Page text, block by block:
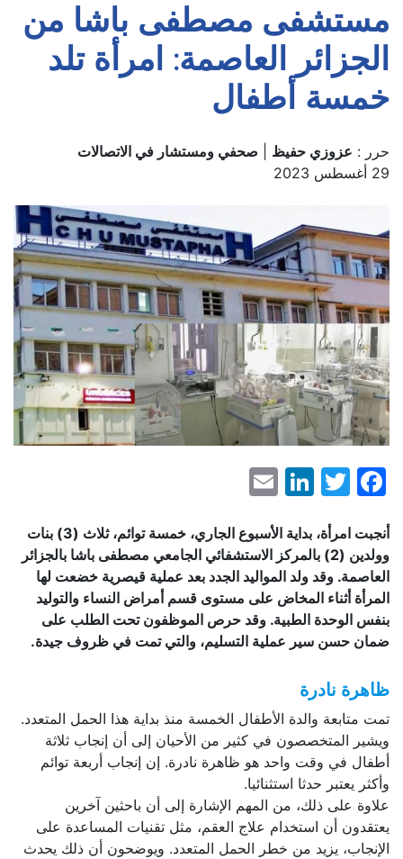
مستشفى مصطفى باشا من
الجزائر العاصمة: امرأة تلد
خمسة أطفال
حرر : عزوزي حفيظ
صحفي ومستشار في الاتصالات
29 أغسطس 2023
Facebook
Twitter
LinkedIn
أنجبت امرأة، بداية الأسبوع الجاري، خمسة توائم، ثلاث (3) بنات
وولدين (2) بالمركز الاستشفائي الجامعي مصطفى باشا بالجزائر
العاصمة. وقد ولد المواليد الجدد بعد عملية قيصرية خضعت لها
المرأة أثناء المخاض على مستوى قسم أمراض النساء والتوليد
بنفس الوحدة الطبية. وقد حرص الموظفون تحت الطلب على
ضمان حسن سير عملية التسليم، والتي تمت في ظروف جيدة.
ظاهرة نادرة
تمت متابعة والدة الأطفال الخمسة منذ بداية هذا الحمل المتعدد.
ويشير المتخصصون في كثير من الأحيان إلى أن إنجاب ثلاثة
أطفال في وقت واحد هو ظاهرة نادرة. إن إنجاب أربعة توائم
وأكثر يعتبر حدثا استثنائيا.
علاوة على ذلك، من المهم الإشارة إلى أن باحثين آخرين
يعتقدون أن استخدام علاج العقم، مثل تقنيات المساعدة على
الإنجاب، يزيد من خطر الحمل المتعدد. ويوضحون أن ذلك يحدث